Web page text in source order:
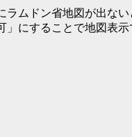
ラムドン省地図が出な
」にすることで地図表示